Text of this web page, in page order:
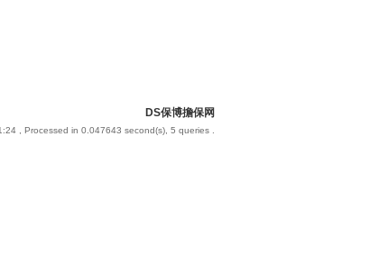
DS保博擔保网
, Processed in 0.047643 second(s), 5 queries .